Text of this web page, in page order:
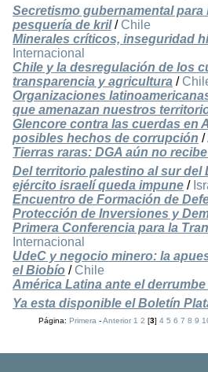
Secretismo gubernamental
pesquería de kril/ Chile
Minerales críticos, inseguridad
Internacional
Chile y la desregulación de los
transparencia y agricultura /
Organizaciones
que amenazan nuestros
Glencore contra las cuerdas en
posibles hechos de corrupción /
Tierras raras: DGA aún no
Del territorio palestino al sur del
ejército israelí queda impune /
Encuentro de Formación de
Protección de Inversiones y
Primera Conferencia para la
Internacional
UdeC y negocio minero: la
el Biobío / Chile
América Latina ante el
Ya esta disponible el Boletín
Página:Primera -Anterior 1 2 [3]4 5 6 7 8 9